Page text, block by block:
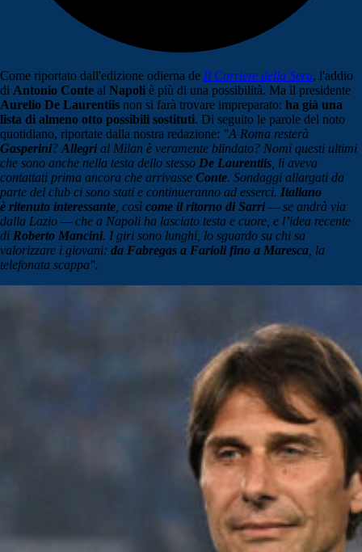
Come riportato dall'edizione odierna de Il Corriere della Sera, l'addio
di Antonio Conte al Napoli è più di una possibilità. Ma il presidente
Aurelio De Laurentiis non si farà trovare impreparato: ha già una
lista di almeno otto possibili sostituti. Di seguito le parole del noto
quotidiano, riportate dalla nostra redazione: "A Roma resterà
Gasperini?Allegrial Milan è veramente blindato? Nomi questi ultimi
che sono anche nella testa dello stesso De Laurentiis, li aveva
contattati prima ancora che arrivasse Conte. Sondaggi allargati da
parte del club ci sono stati e continueranno ad esserci. Italiano
è ritenuto interessante, così come il ritorno di Sarri— se andrà via
dalla Lazio — che a Napoli ha lasciato testa e cuore, e l’idea recente
di Roberto Mancini. I giri sono lunghi, lo sguardo su chi sa
valorizzare i giovani: da Fabregas a Farioli fino a Maresca, la
telefonata scappa".